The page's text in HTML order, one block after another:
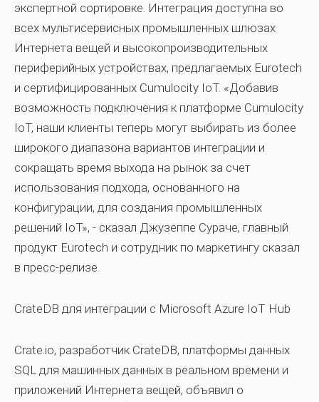
экспертной сортировке. Интеграция доступна во
всех мультисервисных промышленных шлюзах
Интернета вещей и высокопроизводительных
периферийных устройствах, предлагаемых Eurotech
и сертифицированных Cumulocity IoT. «Добавив
возможность подключения к платформе Cumulocity
IoT, наши клиенты теперь могут выбирать из более
широкого диапазона вариантов интеграции и
сокращать время выхода на рынок за счет
использования подхода, основанного на
конфигурации, для создания промышленных
решений IoT», - сказал Джузеппе Сураче, главный
продукт Eurotech и сотрудник по маркетингу сказал
в пресс-релизе.
CrateDB для интеграции с Microsoft Azure IoT Hub
Crate.io, разработчик CrateDB, платформы данных
SQL для машинных данных в реальном времени и
приложений Интернета вещей, объявил о